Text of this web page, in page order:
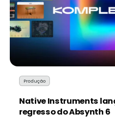
Produção
Native Instruments
regresso do Absynth 6